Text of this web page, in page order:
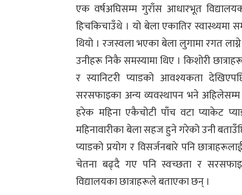
एक वर्षअघिसम्म गुराँस आधारभूत
हिचकिचाउँथे । यो बेला एकातिर स्वास्थ्यमा
थियो । रजस्वला भएका बेला लुगामा रगत
उनीहरू निकै समस्यामा थिए । किशोरी
र स्यानिटरी प्याडको आवश्यकता
सरसफाइका अन्य व्यवस्थापन भने अहिलेसम्म
हरेक महिना एकैचोटी पाँच वटा प्याकेट
महिनावारीका बेला सहज हुने गरेको उनी
प्याडको प्रयोग र विसर्जनबारे पनि
चेतना बढ्दै गए पनि स्वच्छता र
विद्यालयका छात्राहरूले बताएका छन् ।